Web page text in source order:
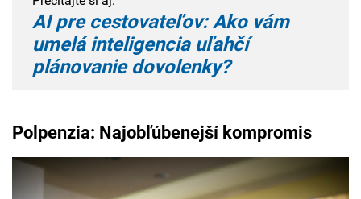
AI pre cestovateľov: Ako vám
umelá inteligencia uľahčí
plánovanie dovolenky?
Polpenzia: Najobľúbenejší kompromis